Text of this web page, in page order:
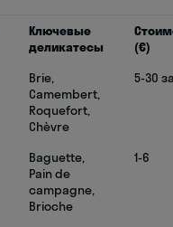
Ключевые
деликатесы
(€)
Brie,
Camembert,
Roquefort,
Chèvre
5-30
Baguette,
Pain de
campagne,
Brioche
1-6